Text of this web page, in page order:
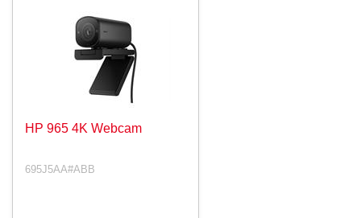
HP 965 4K Webcam
695J5AA#ABB